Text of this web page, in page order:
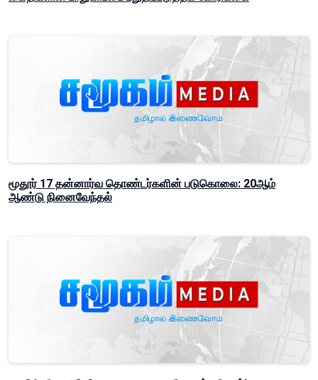
மூதூர் 17 தன்னார்வ தொண்டர்களின் படுகொலை: 20ஆம்
ஆண்டு நினைவேந்தல்